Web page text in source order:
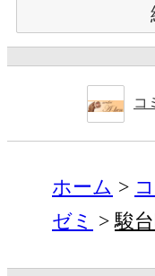
コ
ホーム
ゼミ
駿